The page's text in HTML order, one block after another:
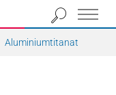
Aluminiumtitanat